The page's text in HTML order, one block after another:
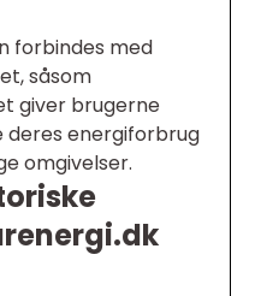
forbindes med
såsom
giver brugerne
energiforbrug
omgivelser.